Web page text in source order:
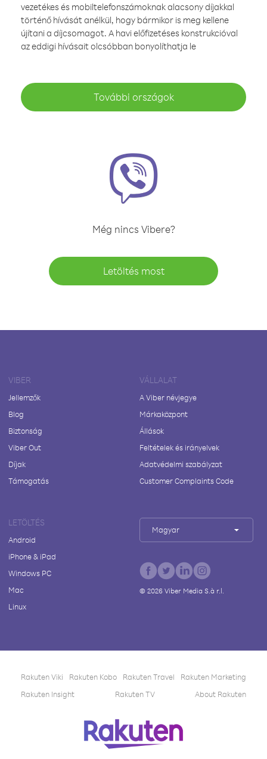
vezetékes és mobiltelefonszámoknak alacsony díjakkal
történő hívását anélkül, hogy bármikor is meg kellene
újítani a díjcsomagot. A havi előfizetéses konstrukcióval
az eddigi hívásait olcsóbban bonyolíthatja le
További országok
Még nincs Vibere?
Letöltés most
VIBER
Jellemzők
Blog
Biztonság
Viber Out
Díjak
Támogatás
VÁLLALAT
A Viber névjegye
Márkaközpont
Állások
Feltételek és irányelvek
Adatvédelmi szabályzat
Customer Complaints Code
LETÖLTÉS
Android
iPhone & iPad
Windows PC
Mac
Linux
Magyar
© 2026Viber Media S.à r.l.
Rakuten Viki Rakuten Kobo Rakuten Travel
Rakuten Marketing
Rakuten Insight
Rakuten TV About Rakuten